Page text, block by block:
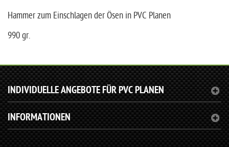
Hammer zum Einschlagen der Ösen in PVC Planen
990 gr.
INDIVIDUELLE ANGEBOTE FÜR PVC PLANEN
INFORMATIONEN